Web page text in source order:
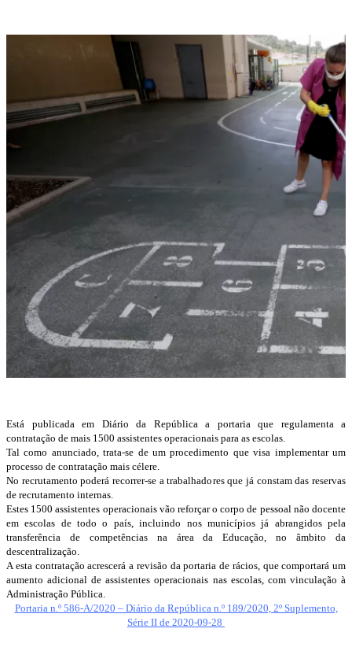
Está publicada em Diário da República a portaria que regulamenta a
contratação de mais 1500 assistentes operacionais para as escolas.
Tal como anunciado, trata-se de um procedimento que visa implementar um
processo de contratação mais célere.
No recrutamento poderá recorrer-se a trabalhadores que já constam das reservas
de recrutamento internas.
Estes 1500 assistentes operacionais vão reforçar o corpo de pessoal não docente
em escolas de todo o país, incluindo nos municípios já abrangidos pela
transferência de competências na área da Educação, no âmbito da
descentralização.
A esta contratação acrescerá a revisão da portaria de rácios, que comportará um
aumento adicional de assistentes operacionais nas escolas, com vinculação à
Administração Pública.
Portaria n.º 586-A/2020 – Diário da República n.º 189/2020, 2º Suplemento,
Série II de 2020-09-28